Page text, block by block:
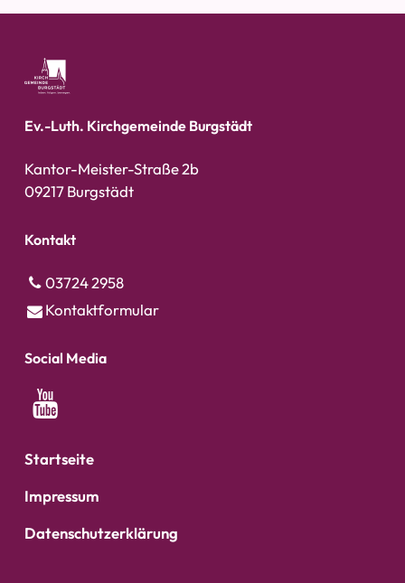
Ev.-Luth. Kirchgemeinde Burgstädt
Kantor-Meister-Straße 2b
09217 Burgstädt
Kontakt
03724 2958
Kontaktformular
Social Media
Startseite
Impressum
Datenschutzerklärung